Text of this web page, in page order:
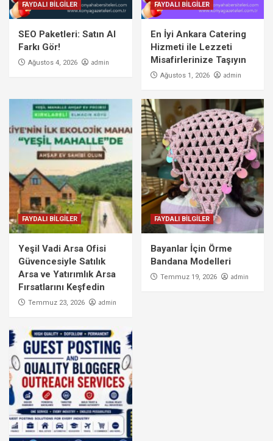
FAYDALI BİLGİLER
SEO Paketleri: Satın Al
Farkı Gör!
Ağustos 4, 2026 admin
FAYDALI BİLGİLER
En İyi Ankara Catering
Hizmeti ile Lezzeti
Misafirlerinize Taşıyın
Ağustos 1, 2026 admin
FAYDALI BİLGİLER
Yeşil Vadi Arsa Ofisi
Güvencesiyle Satılık
Arsa ve Yatırımlık Arsa
Fırsatlarını Keşfedin
Temmuz 23, 2026 admin
FAYDALI BİLGİLER
Bayanlar İçin Örme
Bandana Modelleri
Temmuz 19, 2026 admin